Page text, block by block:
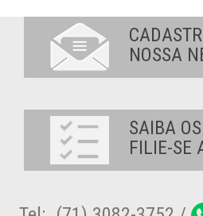
NOSSA
SAIBA
FILIE-SE